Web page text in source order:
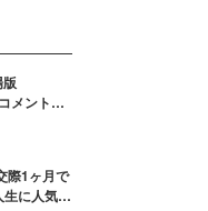
の特別対
視点か
や予想外
ストーリ
メント
際1ヶ月で
に人気タ